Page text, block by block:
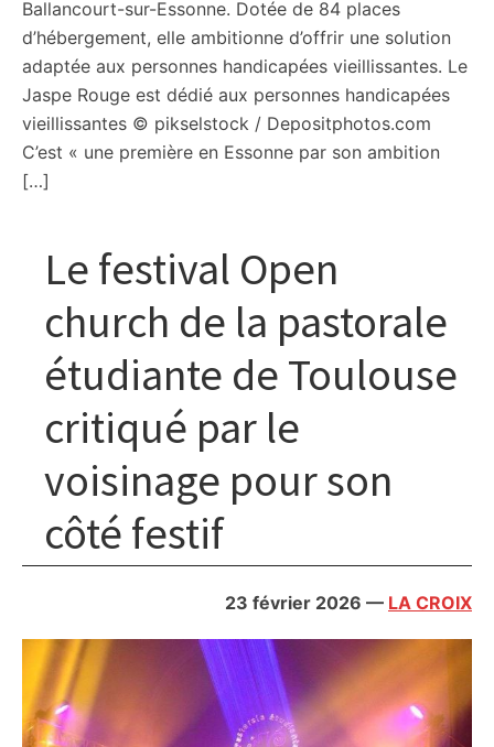
Ballancourt-sur-Essonne. Dotée de 84 places
d’hébergement, elle ambitionne d’offrir une solution
adaptée aux personnes handicapées vieillissantes. Le
Jaspe Rouge est dédié aux personnes handicapées
vieillissantes © pikselstock / Depositphotos.com
C’est « une première en Essonne par son ambition
[…]
Le festival Open
church de la pastorale
étudiante de Toulouse
critiqué par le
voisinage pour son
côté festif
23 février 2026 — LA CROIX